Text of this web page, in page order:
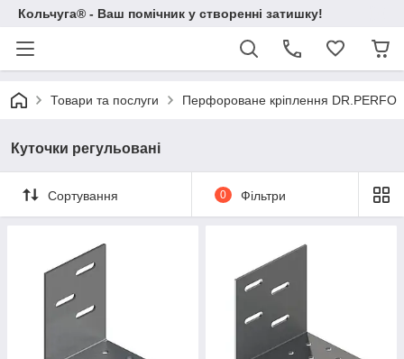
Кольчуга® - Ваш помічник у створенні затишку!
Товари та послуги Перфороване кріплення DR.PERFO
Куточки регульовані
Сортування 0 Фільтри